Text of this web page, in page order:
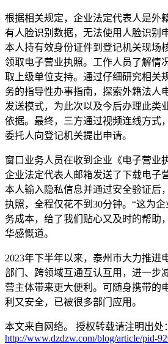
根据相关规定，企业法定代表人是外
有人脸识别数据，无法使用人脸识别
本人持有效身份证件到登记机关现场
领取电子营业执照。工作人员了解情
取上级单位支持。通过仔细研究相关
务的指导性办事指南，探索外籍法人
发送模式，为此次以及今后办理此类
依据。最终，三方通过视频连线方式
委托人向登记机关提出申请。
窗口业务人员在收到企业《电子营业
企业法定代表人邮箱发送了下载电子
本人输入隐私信息并通过安全验证后
执照，全程仅花不到30分钟。“这为
务成本，给了我们贴心又及时的帮助
华感慨道。
2023年下半年以来，泰州市大力推进
部门、跨领域互通互认互用，进一步
营主体带来更大便利。可随身携带的
利又安全，已被很多部门应用。
本文来自网络。 授权转载请注明出处：
http://www.dzdzw.com/blog/article/pid-